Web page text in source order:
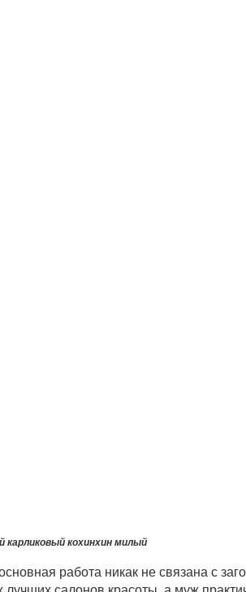
карликовый кохинхин милый
работа никак не связана с